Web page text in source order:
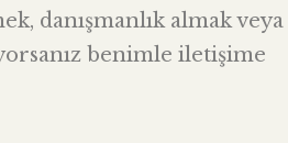
danışmanlık almak veya
benimle iletişime